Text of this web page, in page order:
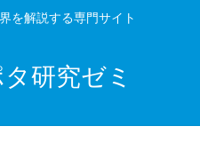
を解説する専門サイト
研究ゼミ